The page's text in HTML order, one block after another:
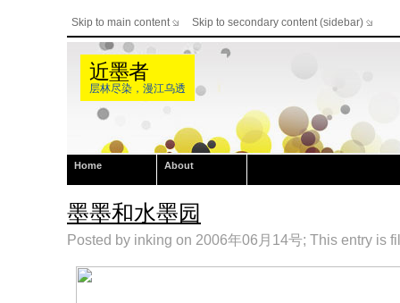
Skip to main content Skip to secondary content (sidebar)
近墨者
层林尽染，漫江乌透
Home About
墨墨和水墨园
Posted by inking on 2006年06月14号; This entry is